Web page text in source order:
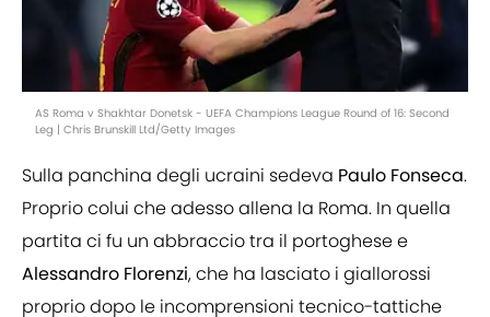
AS Roma v Shakhtar Donetsk - UEFA Champions League Round of 16: Second
Leg | Chris Brunskill Ltd/Getty Images
Sulla panchina degli ucraini sedeva Paulo Fonseca.
Proprio colui che adesso allena la Roma. In quella
partita ci fu un abbraccio tra il portoghese e
Alessandro Florenzi, che ha lasciato i giallorossi
proprio dopo le incomprensioni tecnico-tattiche